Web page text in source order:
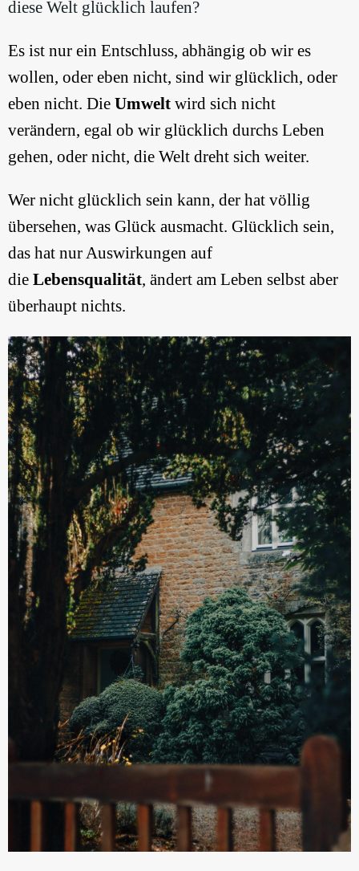
diese Welt glücklich laufen?
Es ist nur ein Entschluss, abhängig ob wir es
wollen, oder eben nicht, sind wir glücklich, oder
eben nicht. Die Umwelt wird sich nicht
verändern, egal ob wir glücklich durchs Leben
gehen, oder nicht, die Welt dreht sich weiter.
Wer nicht glücklich sein kann, der hat völlig
übersehen, was Glück ausmacht. Glücklich sein,
das hat nur Auswirkungen auf
die Lebensqualität, ändert am Leben selbst aber
überhaupt nichts.